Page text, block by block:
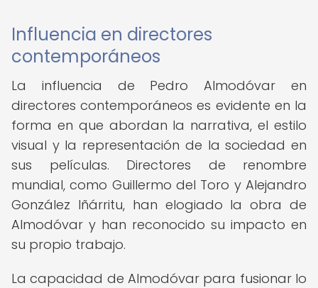
Influencia en directores
contemporáneos
La influencia de Pedro Almodóvar en
directores contemporáneos es evidente en la
forma en que abordan la narrativa, el estilo
visual y la representación de la sociedad en
sus películas. Directores de renombre
mundial, como Guillermo del Toro y Alejandro
González Iñárritu, han elogiado la obra de
Almodóvar y han reconocido su impacto en
su propio trabajo.
La capacidad de Almodóvar para fusionar lo